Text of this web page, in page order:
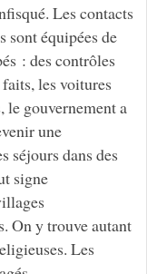
Les contacts
sont équipées de
: des contrôles
les voitures
le gouvernement a
une
séjours dans des
signe
On y trouve autant
Les